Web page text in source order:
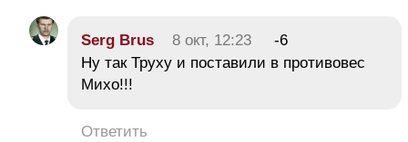
Serg Brus 8 окт, 12:23
-6
Ну так Труху и поставили в противовес
Михо!!!
Ответить